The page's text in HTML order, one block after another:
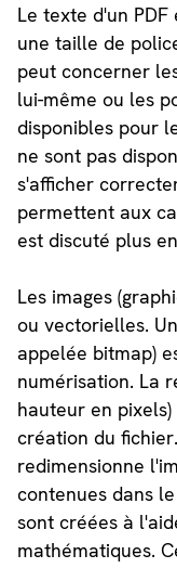
Le texte d'un
une taille de
peut concerner
lui-même ou les
disponibles pour
ne sont pas
s'afficher
permettent aux
est discuté plus
Les images
ou vectorielles.
appelée bitmap)
numérisation. La
hauteur en
création du
redimensionne
contenues dans
sont créées à
mathématiques.